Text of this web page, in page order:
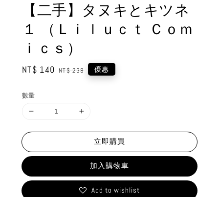
【二手】タヌキとキツネ
１ （Ｌｉｌｕｃｔ Ｃｏｍ
ｉｃｓ）
Sale
NT$ 140 Regular
NT$ 238 優惠
數量
立即購買
加入購物車
Add to wishlist